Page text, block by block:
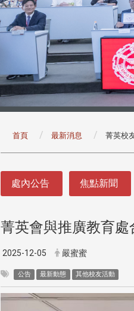
首頁 最新消息 菁英校
處內公告 焦點新聞
菁英會與推廣教育
2025-12-05 嚴蜜蜜
公告 最新動態 其他校友活動